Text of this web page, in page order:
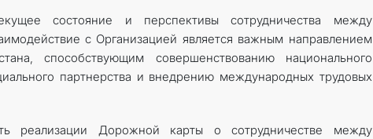
состояние и перспективы сотрудничества между
с Организацией является важным направлением
способствующим совершенствованию национального
партнерства и внедрению международных трудовых
реализации Дорожной карты о сотрудничестве между